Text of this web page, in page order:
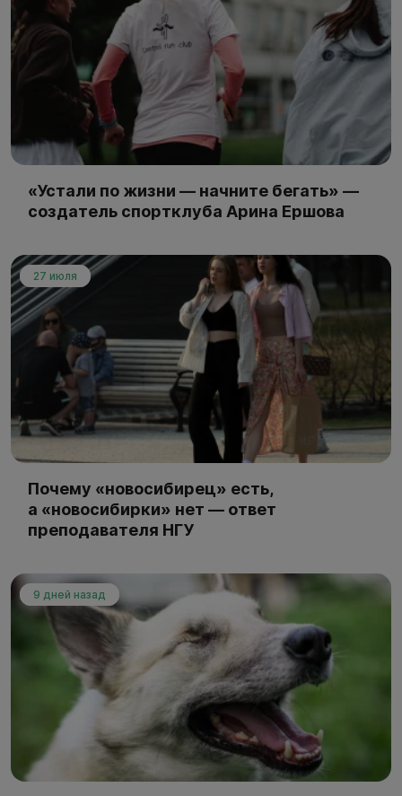
«Устали по жизни — начните бегать» —
создатель спортклуба Арина Ершова
27 июля
Почему «новосибирец» есть,
а «новосибирки» нет — ответ
преподавателя НГУ
9 дней назад